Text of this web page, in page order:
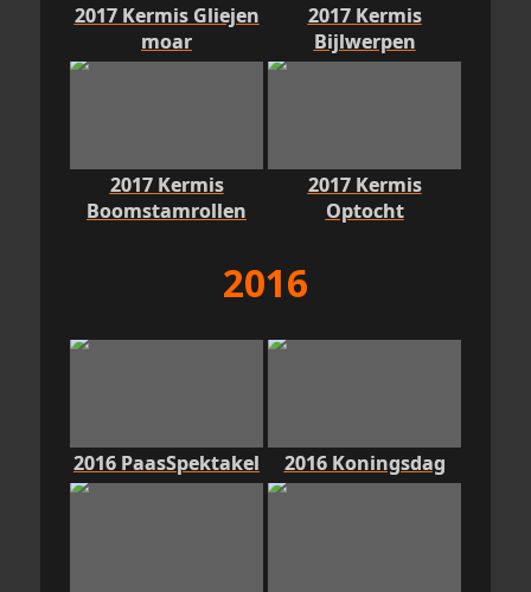
2017 Kermis Gliejen
moar
2017 Kermis
Bijlwerpen
2017 Kermis
Boomstamrollen
2017 Kermis
Optocht
2016
2016 PaasSpektakel 2016 Koningsdag